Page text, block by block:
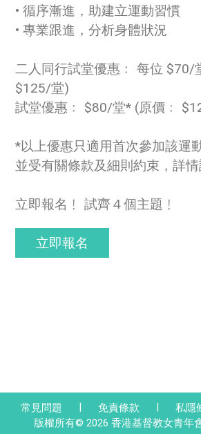
• 循序漸進，助建立運動習慣
• 專業跟進，分析身體狀況
二人同行試堂優惠﹕ 每位 $70/
$125/堂)
試堂優惠﹕ $80/堂* (原價﹕
*以上優惠只適用首次參加該運
並受有關條款及細則約束，詳情
立即報名﹗ 試齊４個主題﹗
立即報名
常見問題 | 免責條款 | 私隱
版權所有© 2026 香港基督教女青年